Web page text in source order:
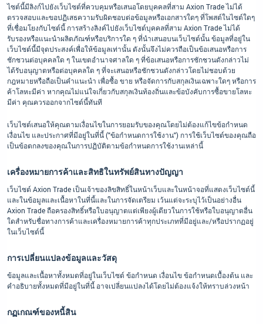
ไซต์นี้มีลิงก์ไปยังเว็บไซต์ที่ควบคุมหรือเสนอโดยบุคคลที่สาม Axion Trade ไม่ได้
ตรวจสอบและขอปฏิเสธความรับผิดชอบต่อข้อมูลหรือเอกสารใดๆ ที่โพสต์ในไซต์ใดๆ
ที่เชื่อมโยงกับไซต์นี้ การสร้างลิงค์ไปยังเว็บไซต์บุคคลที่สาม Axion Trade ไม่ได้
รับรองหรือแนะนำผลิตภัณฑ์หรือบริการใด ๆ ที่นำเสนอบนเว็บไซต์นั้น ข้อมูลที่อยู่ใน
เว็บไซต์นี้มีจุดประสงค์เพื่อให้ข้อมูลเท่านั้น ดังนั้นจึงไม่ควรถือเป็นข้อเสนอหรือการ
ชักชวนต่อบุคคลใด ๆ ในเขตอำนาจศาลใด ๆ ที่ข้อเสนอหรือการชักชวนดังกล่าวไม่
ได้รับอนุญาตหรือต่อบุคคลใด ๆ ที่จะเสนอหรือชักชวนดังกล่าวโดยไม่ชอบด้วย
กฎหมายหรือถือเป็นคำแนะนำ เพื่อซื้อ ขาย หรือจัดการกับสกุลเงินเฉพาะใดๆ หรือการ
ค้าโลหะมีค่า หากคุณไม่แน่ใจเกี่ยวกับสกุลเงินท้องถิ่นและข้อบังคับการซื้อขายโลหะ
มีค่า คุณควรออกจากไซต์นี้ทันที
เว็บไซต์เสนอให้คุณตามเงื่อนไขในการยอมรับของคุณโดยไม่ต้องแก้ไขข้อกำหนด
เงื่อนไข และประกาศที่มีอยู่ในที่นี้ ("ข้อกำหนดการใช้งาน") การใช้เว็บไซต์ของคุณถือ
เป็นข้อตกลงของคุณในการปฏิบัติตามข้อกำหนดการใช้งานเหล่านี้
เครื่องหมายการค้าและสิทธิในทรัพย์สินทางปัญญา
เว็บไซต์ Axion Trade เป็นเจ้าของลิขสิทธิ์ในหน้าเว็บและในหน้าจอที่แสดงเว็บไซต์นี้
และในข้อมูลและเนื้อหาในที่นี้และในการจัดเตรียม เว้นแต่จะระบุไว้เป็นอย่างอื่น
Axion Trade ถือครองสิทธิ์หรือใบอนุญาตแต่เพียงผู้เดียวในการใช้หรือใบอนุญาตอื่น
ใดสำหรับชื่อทางการค้าและเครื่องหมายการค้าทุกประเภทที่มีอยู่และ/หรือปรากฏอยู่
ในเว็บไซต์นี้
การเปลี่ยนแปลงข้อมูลและวัสดุ
ข้อมูลและเนื้อหาทั้งหมดที่อยู่ในเว็บไซต์ ข้อกำหนด เงื่อนไข ข้อกำหนดเบื้องต้น และ
คำอธิบายทั้งหมดที่มีอยู่ในที่นี้ อาจเปลี่ยนแปลงได้โดยไม่ต้องแจ้งให้ทราบล่วงหน้า
กฏเกณฑ์ของหนี้สิน